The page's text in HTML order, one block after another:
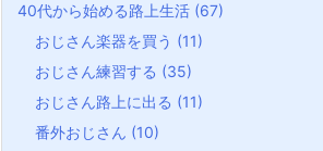
40代から始める路上生活 (67)
おじさん楽器を買う (11)
おじさん練習する (35)
おじさん路上に出る (11)
番外おじさん (10)